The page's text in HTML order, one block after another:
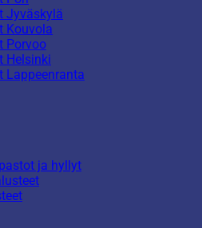
Jyväskylä
Kouvola
Porvoo
Helsinki
Lappeenranta
ja hyllyt